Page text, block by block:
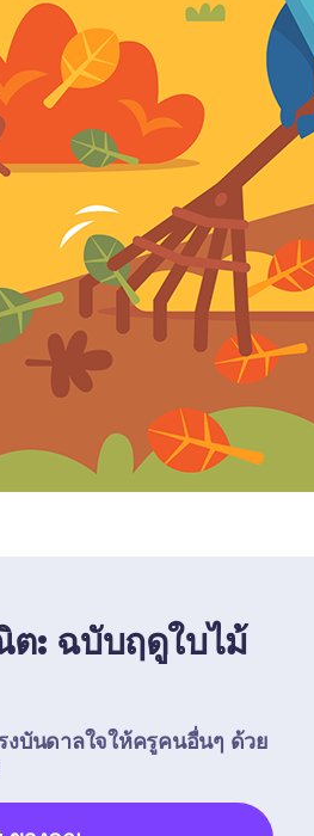
ต: ฉบับฤดูใบไม้
บันดาลใจให้ครูคนอื่นๆ ด้วย